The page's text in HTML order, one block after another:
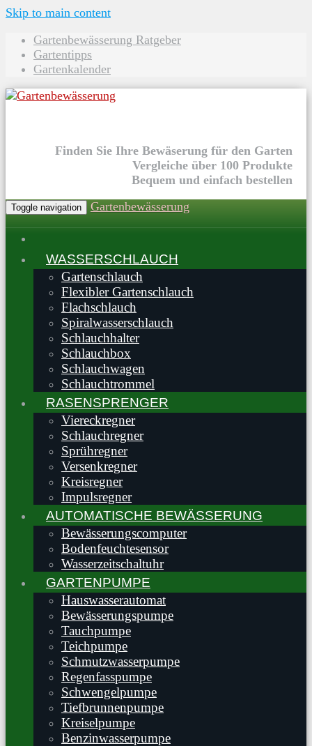
Skip to main content
Gartenbewässerung Ratgeber
Gartentipps
Gartenkalender
Finden Sie Ihre Bewäserung für den Garten
Vergleiche über 100 Produkte
Bequem und einfach bestellen
Toggle navigation Gartenbewässerung
WASSERSCHLAUCH
Gartenschlauch
Flexibler Gartenschlauch
Flachschlauch
Spiralwasserschlauch
Schlauchhalter
Schlauchbox
Schlauchwagen
Schlauchtrommel
RASENSPRENGER
Viereckregner
Schlauchregner
Sprühregner
Versenkregner
Kreisregner
Impulsregner
AUTOMATISCHE BEWÄSSERUNG
Bewässerungscomputer
Bodenfeuchtesensor
Wasserzeitschaltuhr
GARTENPUMPE
Hauswasserautomat
Bewässerungspumpe
Tauchpumpe
Teichpumpe
Schmutzwasserpumpe
Regenfasspumpe
Schwengelpumpe
Tiefbrunnenpumpe
Kreiselpumpe
Benzinwasserpumpe